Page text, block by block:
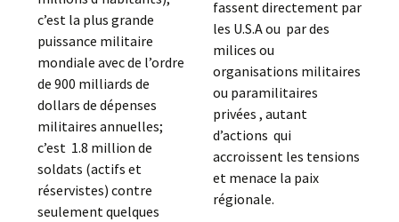
c’est la plus grande
puissance militaire
mondiale avec de l’ordre
de 900 milliards de
dollars de dépenses
militaires annuelles;
c’est 1.8 million de
soldats (actifs et
réservistes) contre
seulement quelques
fassent directement par
les U.S.A ou par des
milices ou
organisations militaires
ou paramilitaires
privées , autant
d’actions qui
accroissent les tensions
et menace la paix
régionale.